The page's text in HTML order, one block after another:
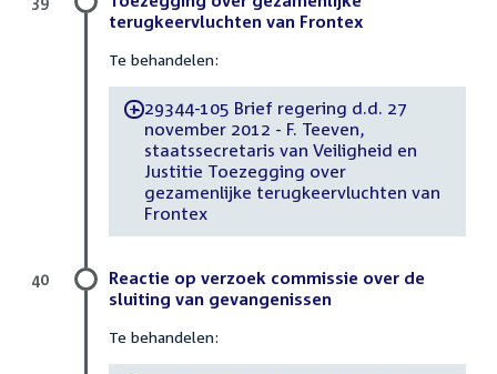
terugkeervluchten van Frontex
Te behandelen:
-29344-105 Brief regering d.d. 27
november 2012 - F. Teeven,
staatssecretaris van Veiligheid en
Justitie Toezegging over
gezamenlijke terugkeervluchten van
Frontex
Reactie op verzoek commissie over de
sluiting van gevangenissen
Te behandelen:
40